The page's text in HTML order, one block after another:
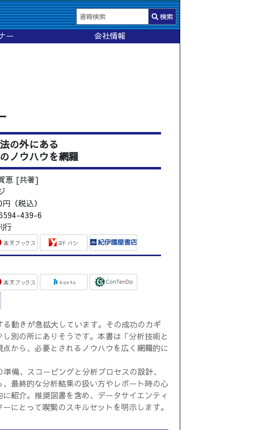
検索
ー 会社情報
の外にある
ノウハウを網羅
恵 [共著]
（税込）
439-6
行
動きが急拡大しています。その成功のカギ
別の所にありそうです。本書は「分析技術と
から、必要とされるノウハウを広く網羅的に
備、スコーピングと分析プロセスの設計、
最終的な分析結果の扱い方やレポート時の心
紹介。推奨図書を含め、データサイエンティ
にとって喫緊のスキルセットを明示します。